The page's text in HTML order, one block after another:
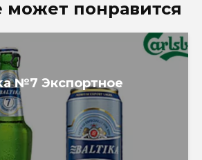
может понравится
№7 Экспортное